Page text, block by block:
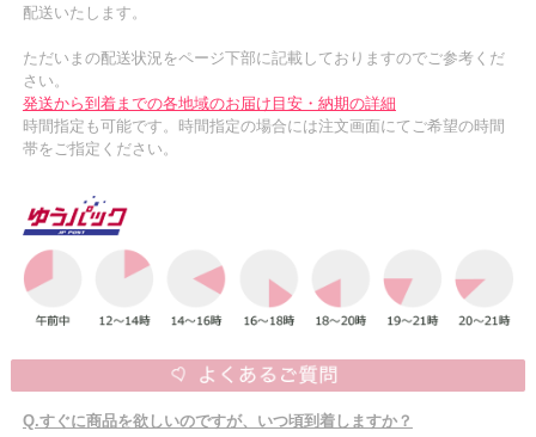
配送いたします。
ただいまの配送状況をページ下部に記載しておりますのでご参考くだ
さい。
発送から到着までの各地域のお届け目安・納期の詳細
時間指定も可能です。時間指定の場合には注文画面にてご希望の時間
帯をご指定ください。
Q.すぐに商品を欲しいのですが、いつ頃到着しますか？